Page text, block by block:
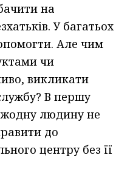
на
У багатьох
Але чим
чи
викликати
В першу
людину не
до
центру без її